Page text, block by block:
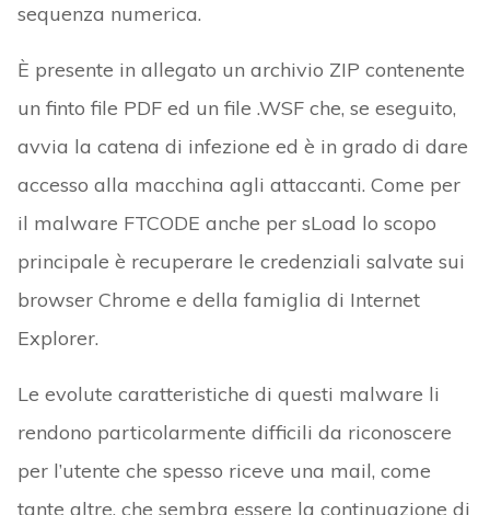
sequenza numerica.
È presente in allegato un archivio ZIP contenente
un finto file PDF ed un file .WSF che, se eseguito,
avvia la catena di infezione ed è in grado di dare
accesso alla macchina agli attaccanti. Come per
il malware FTCODE anche per sLoad lo scopo
principale è recuperare le credenziali salvate sui
browser Chrome e della famiglia di Internet
Explorer.
Le evolute caratteristiche di questi malware li
rendono particolarmente difficili da riconoscere
per l’utente che spesso riceve una mail, come
tante altre, che sembra essere la continuazione di